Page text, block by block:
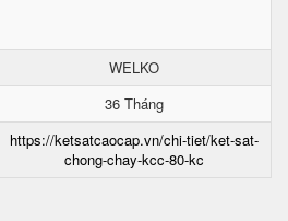
WELKO
36 Tháng
https://ketsatcaocap.vn/chi-tiet/ket-sat-
chong-chay-kcc-80-kc